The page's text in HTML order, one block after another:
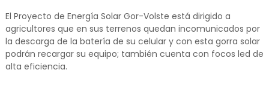
El Proyecto de Energía Solar Gor-Volste está dirigido a
agricultores que en sus terrenos quedan incomunicados por
la descarga de la batería de su celular y con esta gorra solar
podrán recargar su equipo; también cuenta con focos led de
alta eficiencia.